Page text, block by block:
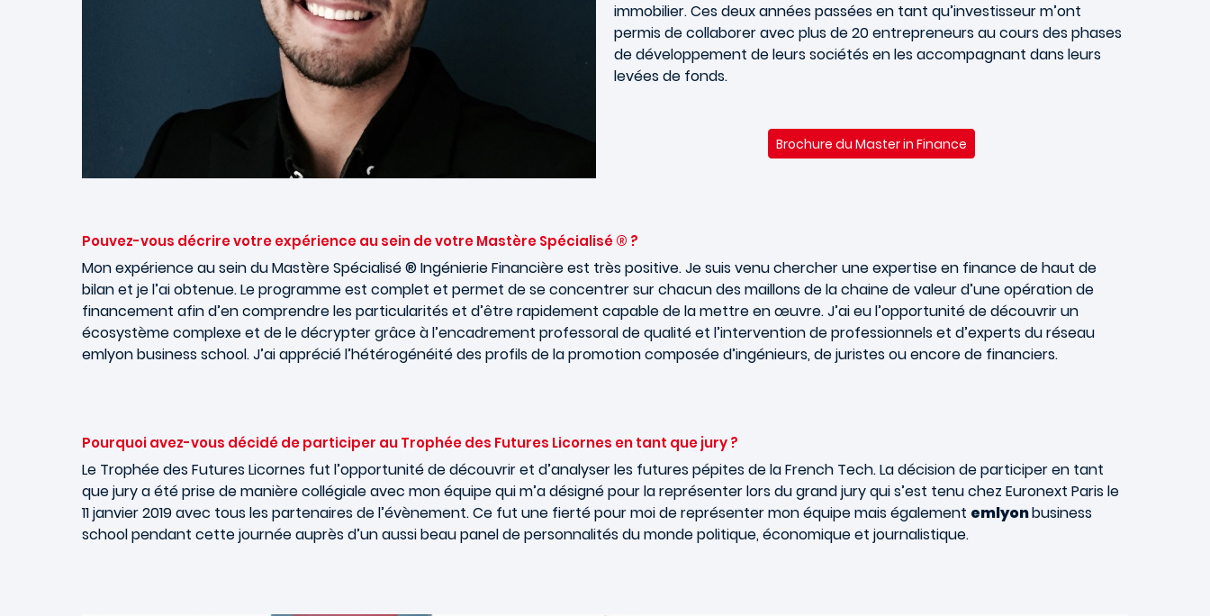
immobilier. Ces deux années passées en tant qu’investisseur m’ont
permis de collaborer avec plus de 20 entrepreneurs au cours des phases
de développement de leurs sociétés en les accompagnant dans leurs
levées de fonds.
Brochure du Master in Finance
Pouvez-vous décrire votre expérience au sein de votre Mastère Spécialisé ® ?
Mon expérience au sein du Mastère Spécialisé ® Ingénierie Financière est très positive. Je suis venu chercher une expertise en finance de haut de
bilan et je l’ai obtenue. Le programme est complet et permet de se concentrer sur chacun des maillons de la chaine de valeur d’une opération de
financement afin d’en comprendre les particularités et d’être rapidement capable de la mettre en œuvre. J’ai eu l’opportunité de découvrir un
écosystème complexe et de le décrypter grâce à l’encadrement professoral de qualité et l’intervention de professionnels et d’experts du réseau
emlyon business school. J’ai apprécié l’hétérogénéité des profils de la promotion composée d’ingénieurs, de juristes ou encore de financiers.
Pourquoi avez-vous décidé de participer au Trophée des Futures Licornes en tant que jury ?
Le Trophée des Futures Licornes fut l’opportunité de découvrir et d’analyser les futures pépites de la French Tech. La décision de participer en tant
que jury a été prise de manière collégiale avec mon équipe qui m’a désigné pour la représenter lors du grand jury qui s’est tenu chez Euronext Paris le
11 janvier 2019 avec tous les partenaires de l’évènement. Ce fut une fierté pour moi de représenter mon équipe mais également emlyonbusiness
school pendant cette journée auprès d’un aussi beau panel de personnalités du monde politique, économique et journalistique.